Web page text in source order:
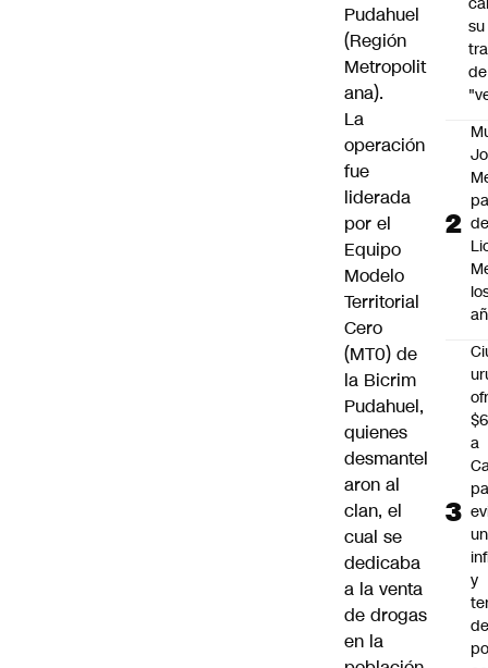
Pudahuel
(Región
Metropolit
ana).
La
operación
fue
liderada
por el
Equipo
Modelo
Territorial
Cero
(MT0) de
la Bicrim
Pudahuel,
quienes
desmantel
aron al
clan, el
cual se
dedicaba
a la venta
de drogas
en la
su
de
de
a
y